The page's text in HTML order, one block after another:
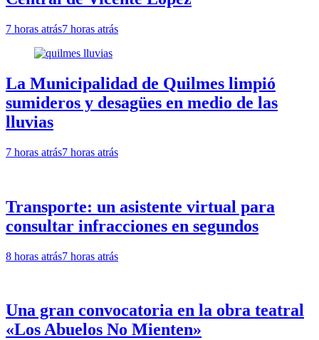
7 horas atrás7 horas atrás
La Municipalidad de Quilmes limpió
sumideros y desagües en medio de las
lluvias
7 horas atrás7 horas atrás
Transporte: un asistente virtual para
consultar infracciones en segundos
8 horas atrás7 horas atrás
Una gran convocatoria en la obra teatral
«Los Abuelos No Mienten»